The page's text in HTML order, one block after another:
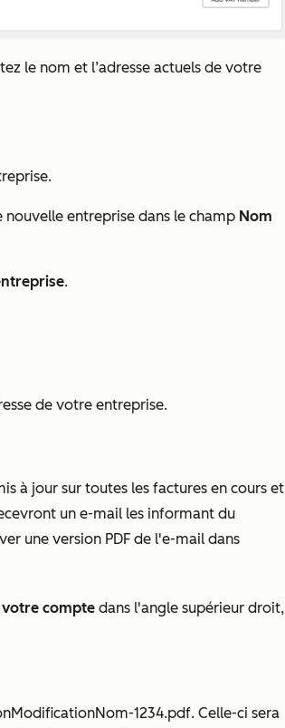
le nom et l’adresse actuels de votre
entreprise dans le champ Nom
.
de votre entreprise.
à jour sur toutes les factures en cours et
un e-mail les informant du
une version PDF de l'e-mail dans
votre compte dans l'angle supérieur droit,
1234.pdf. Celle-ci sera